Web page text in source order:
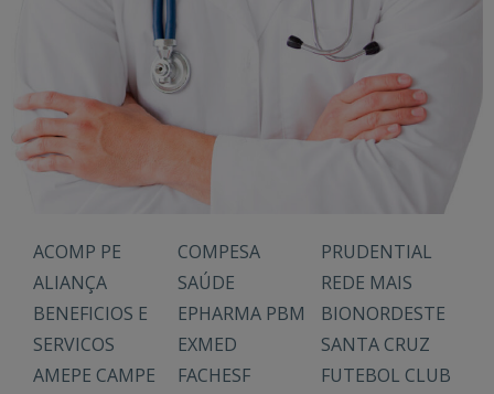
ACOMP PE
ALIANÇA
BENEFICIOS E
SERVICOS
AMEPE CAMPE
COMPESA
SAÚDE
EPHARMA PBM
EXMED
FACHESF
PRUDENTIAL
REDE MAIS
BIONORDESTE
SANTA CRUZ
FUTEBOL CLUB